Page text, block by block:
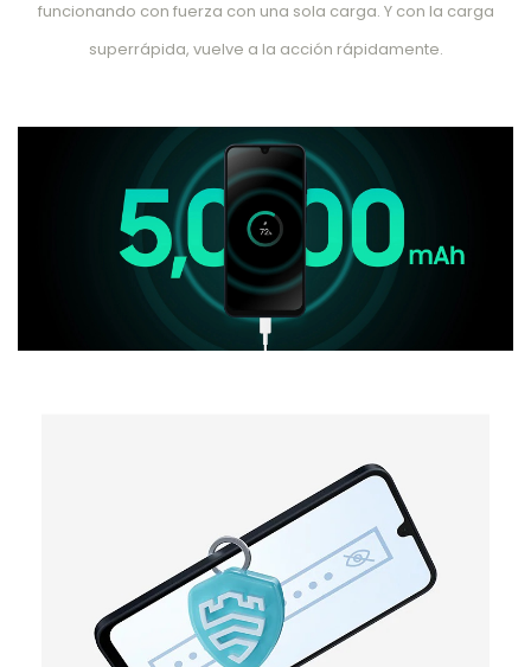
funcionando con fuerza con una sola carga. Y con la carga
superrápida, vuelve a la acción rápidamente.